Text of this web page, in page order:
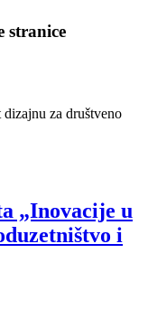
stranice
za društveno
„Inovacije u
i